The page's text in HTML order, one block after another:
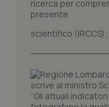
scientifico